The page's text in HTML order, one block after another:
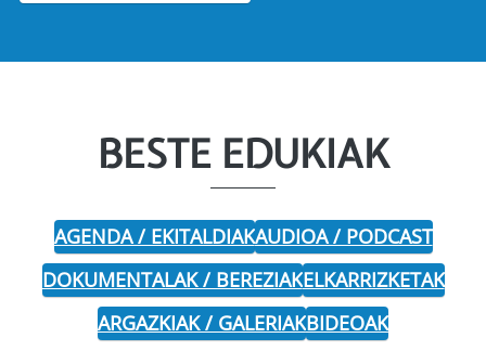
BESTE EDUKIAK
AGENDA / EKITALDIAKAUDIOA / PODCAST
DOKUMENTALAK / BEREZIAKELKARRIZKETAK
ARGAZKIAK / GALERIAKBIDEOAK